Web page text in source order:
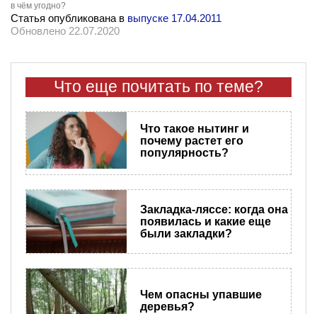
в чём угодно?
Статья опубликована в выпуске 17.04.2011
Обновлено 22.07.2020
Что еще почитать по теме?
Что такое нытинг и
почему растет его
популярность?
Закладка-ляссе: когда она
появилась и какие еще
были закладки?
Чем опасны упавшие
деревья?